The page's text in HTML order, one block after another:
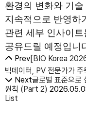
환경의 변화와 기
지속적으로 반영하
관련 세부 인사이
공유드릴 예정입니
Prev[BIO Korea
빅데이터, PV 전문가가 주
Next글로벌 표준으로
원칙 (Part 2)
List